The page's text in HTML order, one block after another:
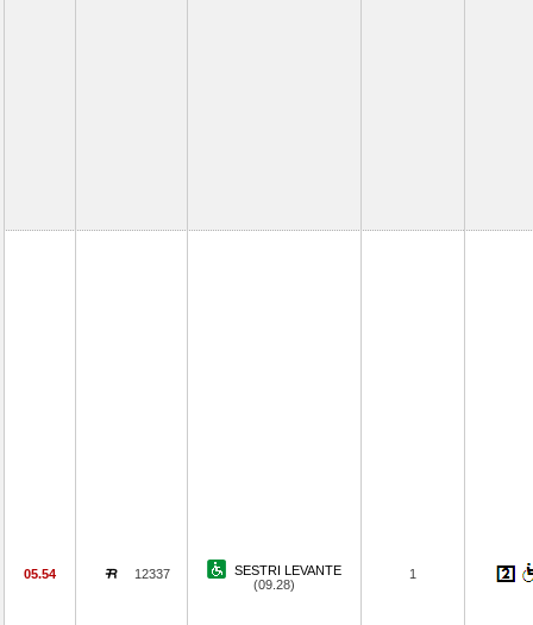
05.54 12337
SESTRI LEVANTE
(09.28)
1